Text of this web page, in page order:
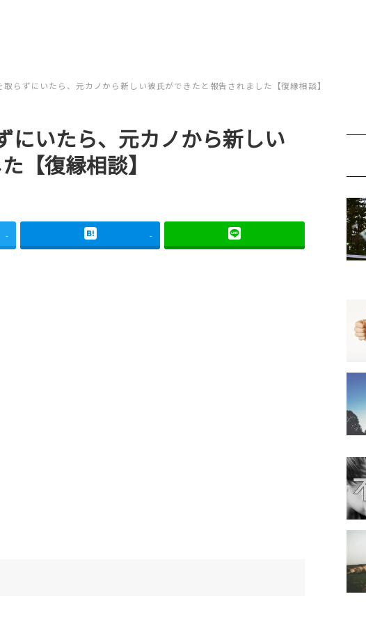
らずにいたら、元カノから新しい彼氏ができたと報告されました【復縁相談】
にいたら、元カノから新しい
【復縁相談】
- -